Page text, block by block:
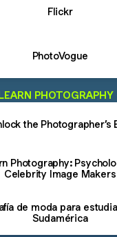
Flickr
PhotoVogue
PHOTOGRAPHY
the Photographer’s
Photography:
Celebrity Image Makers
de moda para
Sudamérica